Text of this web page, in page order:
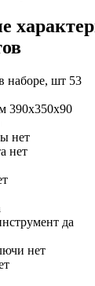
наборе, шт 53
390x350x90
нет
нет
да
нет